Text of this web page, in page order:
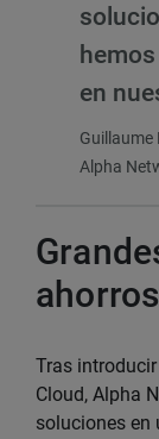
en
Guillaume
Alpha
ahorros
Tras
Cloud, Alpha
soluciones en